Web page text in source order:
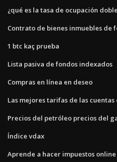
¿qué es la tasa de ocupación doble_
Contrato de bienes inmuebles de
1 btc kaç prueba
Lista pasiva de fondos indexados
Compras en línea en deseo
Las mejores tarifas de las
Precios del petróleo precios del
Índice vdax
Aprende a hacer impuestos